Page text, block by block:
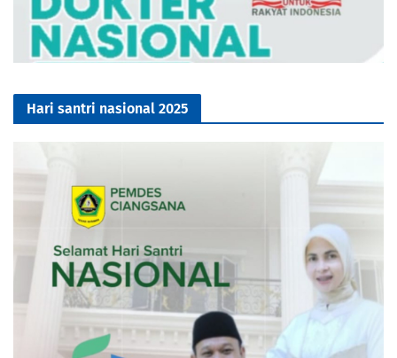
Hari santri nasional 2025